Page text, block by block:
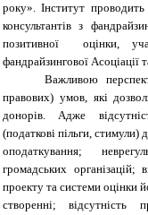
року». Інститут
консультантів з
позитивної оцінки,
фандрайзингової Асоціації
Важливою
правових) умов, які
донорів. Адже
(податкові пільги, стимули)
оподаткування;
громадських організацій;
проекту та системи оцінки
створенні; відсутність